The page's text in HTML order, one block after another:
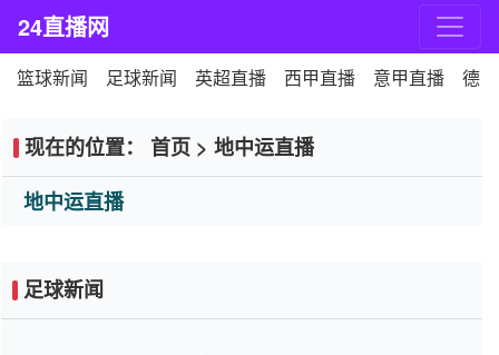
24直播网
篮球新闻 足球新闻 英超直播 西甲直播 意甲直播 德
现在的位置： 首页 > 地中运直播
地中运直播
足球新闻